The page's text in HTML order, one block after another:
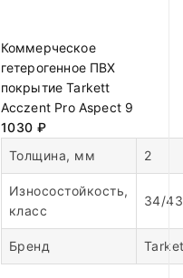
Коммерческое
гетерогенное ПВХ
покрытие Tarkett
Acczent Pro Aspect 9
1030 ₽
Толщина, мм
2
Износостойкость,
класс
34/43
Бренд